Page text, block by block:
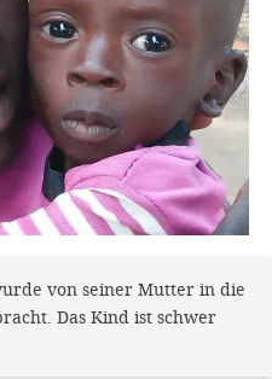
von seiner Mutter in die
Das Kind ist schwer
und
unsere
den